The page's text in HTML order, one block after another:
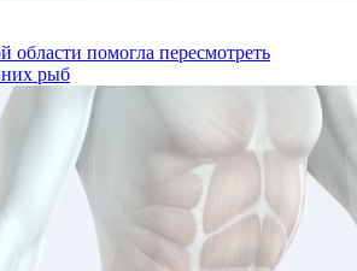
области помогла пересмотреть
рыб